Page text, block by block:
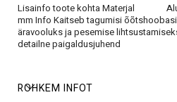
Lisainfo toote kohta Materjal
mm Info Kaitseb tagumisi
äravooluks ja pesemise
detailne paigaldusjuhend
ROHKEM INFOT